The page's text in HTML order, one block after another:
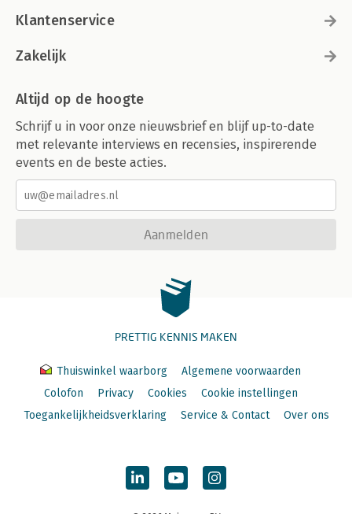
Klantenservice
Zakelijk
Altijd op de hoogte
Schrijf u in voor onze nieuwsbrief en blijf up-to-date
met relevante interviews en recensies, inspirerende
events en de beste acties.
Aanmelden
PRETTIG KENNIS MAKEN
Thuiswinkel waarborg
Algemene voorwaarden
Colofon
Privacy Cookies
Cookie instellingen
Toegankelijkheidsverklaring
Service & Contact Over ons